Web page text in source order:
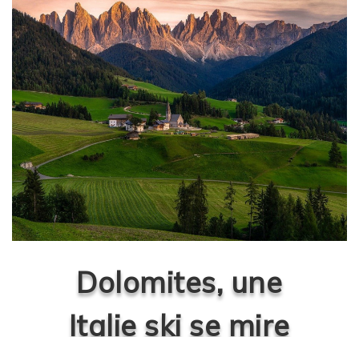
Dolomites, une
Italie ski se mire